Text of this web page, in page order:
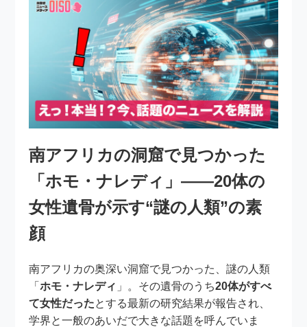
南アフリカの洞窟で見つかった
「ホモ・ナレディ」――20体の
女性遺骨が示す“謎の人類”の素
顔
南アフリカの奥深い洞窟で見つかった、謎の人類
「ホモ・ナレディ 」。その遺骨のうち20体がすべ
て女性だったとする最新の研究結果が報告され、
学界と一般のあいだで大きな話題を呼んでいま